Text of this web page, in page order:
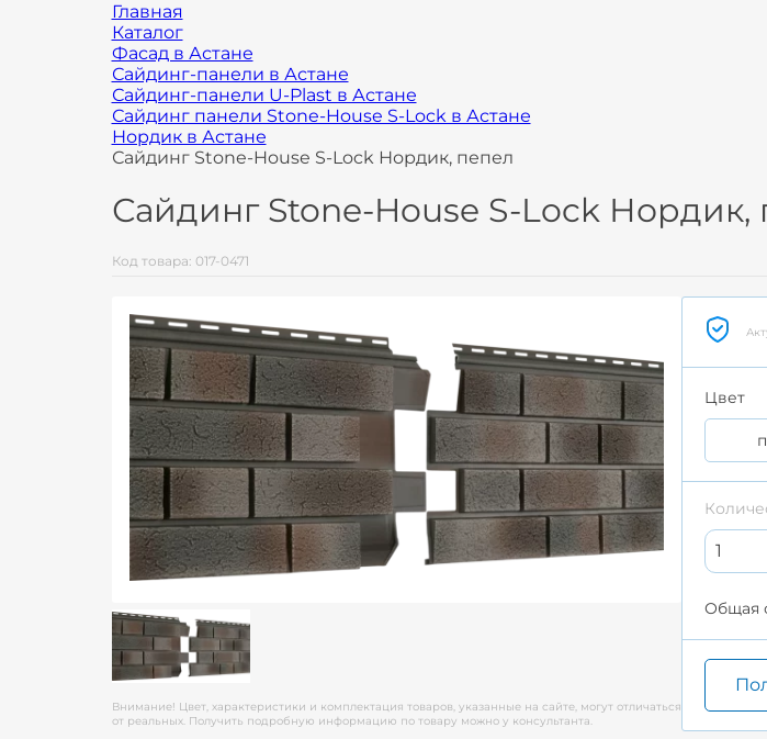
Главная
Каталог
Фасад в Астане
Сайдинг-панели в Астане
Сайдинг-панели U-Plast в Астане
Сайдинг панели Stone-House S-Lock в Астане
Нордик в Астане
Сайдинг Stone-House S-Lock Нордик, пепел
Сайдинг Stone-House S-Lock Нордик,
Код товара: 017-0471
Внимание! Цвет, характеристики и комплектация товаров, указанные на сайте, могут отличаться
от реальных. Получить подробную информацию по товару можно у консультанта.
Цвет
Общая